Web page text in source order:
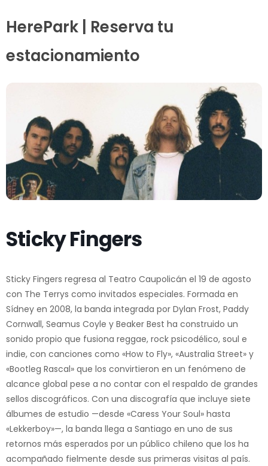
HerePark | Reserva tu
estacionamiento
Sticky Fingers
Sticky Fingers regresa al Teatro Caupolicán el 19 de agosto
con The Terrys como invitados especiales. Formada en
Sídney en 2008, la banda integrada por Dylan Frost, Paddy
Cornwall, Seamus Coyle y Beaker Best ha construido un
sonido propio que fusiona reggae, rock psicodélico, soul e
indie, con canciones como «How to Fly», «Australia Street» y
«Bootleg Rascal» que los convirtieron en un fenómeno de
alcance global pese a no contar con el respaldo de grandes
sellos discográficos. Con una discografía que incluye siete
álbumes de estudio —desde «Caress Your Soul» hasta
«Lekkerboy»—, la banda llega a Santiago en uno de sus
retornos más esperados por un público chileno que los ha
acompañado fielmente desde sus primeras visitas al país.